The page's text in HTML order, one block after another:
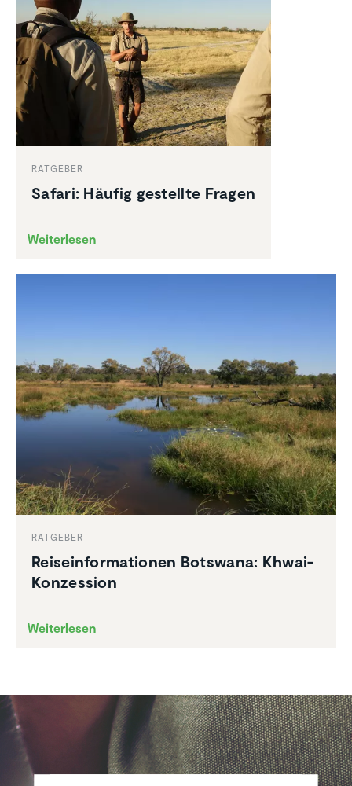
RATGEBER
Safari: Häufig gestellte Fragen
Weiterlesen
RATGEBER
Reise­infor­ma­tionen Botswana: Khwai-
Konzes­sion
Weiterlesen